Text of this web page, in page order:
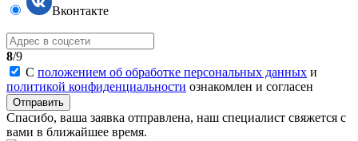
Вконтакте
8/9
С положением об обработке персональных данных и
политикой конфиденциальности ознакомлен и согласен
Отправить
Спасибо, ваша заявка отправлена, наш специалист свяжется с
вами в ближайшее время.